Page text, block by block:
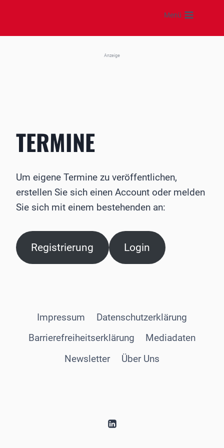
springen
Menü
Anzeige
TERMINE
Um eigene Termine zu veröffentlichen,
erstellen Sie sich einen Account oder melden
Sie sich mit einem bestehenden an:
Registrierung Login
Impressum
Datenschutzerklärung
Barrierefreiheitserklärung
Mediadaten
Newsletter
Über Uns